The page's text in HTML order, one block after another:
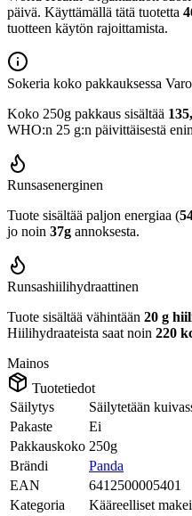
päivä. Käyttämällä tätä tuotetta
tuotteen käytön rajoittamista.
Sokeria koko pakkauksessa
Koko 250g pakkaus sisältää
WHO:n 25 g:n päivittäisestä
Runsasenerginen
Tuote sisältää paljon energiaa (
jo noin 37g annoksesta.
Runsashiilihydraattinen
Tuote sisältää vähintään 20 g
Hiilihydraateista saat noin 220
Mainos
Tuotetiedot
Säilytys
Säilytetään
Pakaste
Ei
Pakkauskoko 250g
Brändi
Panda
EAN
6412500005401
Kategoria
Kääreelliset